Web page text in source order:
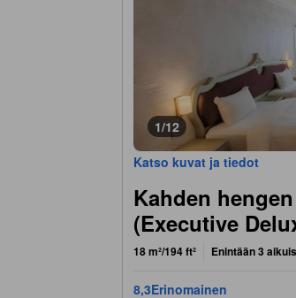
1/12
Katso kuvat ja tiedot
Kahden
(Executive
18 m²/194 ft² Enintään 3
8,3Erinomainen